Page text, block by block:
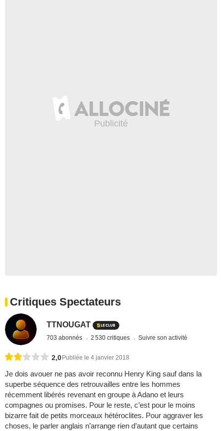
Critiques Spectateurs
TTNOUGAT
703 abonnés 2 530 critiques Suivre son activité
2,0 Publiée le 4 janvier 2018
Je dois avouer ne pas avoir reconnu Henry King sauf dans la
superbe séquence des retrouvailles entre les hommes
récemment libérés revenant en groupe à Adano et leurs
compagnes ou promises. Pour le reste, c’est pour le moins
bizarre fait de petits morceaux hétéroclites. Pour aggraver les
choses, le parler anglais n’arrange rien d’autant que certains